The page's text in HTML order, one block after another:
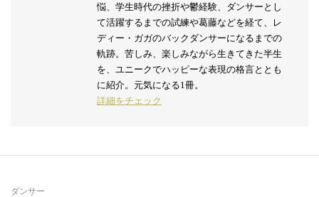
悩、学生時代の挫折や鬱経験、ダンサーとし
て活躍するまでの試練や葛藤などを経て、レ
ディー・ガガのバックダンサーになるまでの
軌跡。苦しみ、楽しみながら生きてきた半生
を、ユニークでハッピーな表現の格言ととも
に紹介。元気になる1冊。
詳細をチェック
ダンサー